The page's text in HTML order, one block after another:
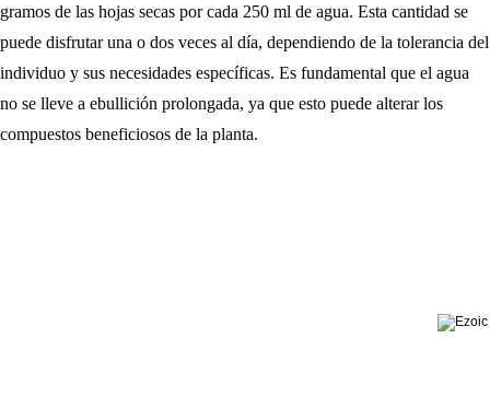
gramos de las hojas secas por cada 250 ml de agua. Esta cantidad se
puede disfrutar una o dos veces al día, dependiendo de la tolerancia del
individuo y sus necesidades específicas. Es fundamental que el agua
no se lleve a ebullición prolongada, ya que esto puede alterar los
compuestos beneficiosos de la planta.